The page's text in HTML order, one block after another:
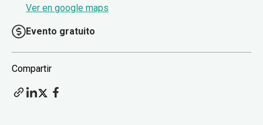
Ver en google maps
Evento gratuito
Compartir